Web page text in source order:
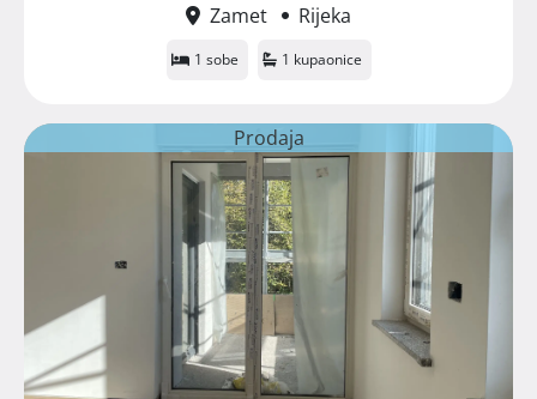
Zamet
Rijeka
1 sobe 1 kupaonice
Prodaja